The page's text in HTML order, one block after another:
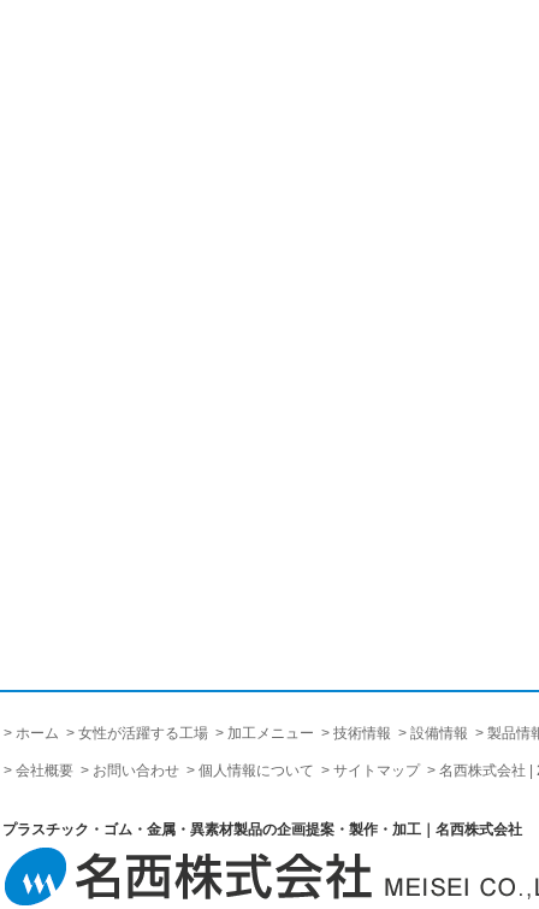
ホーム 女性が活躍する工場 加工メニュー 技術情報 設備情報 製品情
会社概要 お問い合わせ 個人情報について サイトマップ 名西株式会社 |
プラスチック・ゴム・金属・異素材製品の企画提案・製作・加工｜名西株式会社